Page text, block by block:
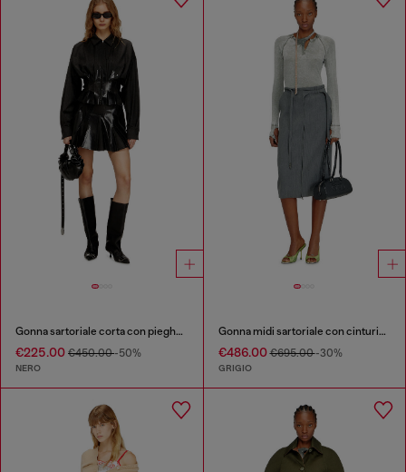
Gonna sartoriale corta con pieghe coated
€225.00 €450.00-50%
NERO
Gonna midi sartoriale con cinturino biker
€486.00€695.00-30%
GRIGIO